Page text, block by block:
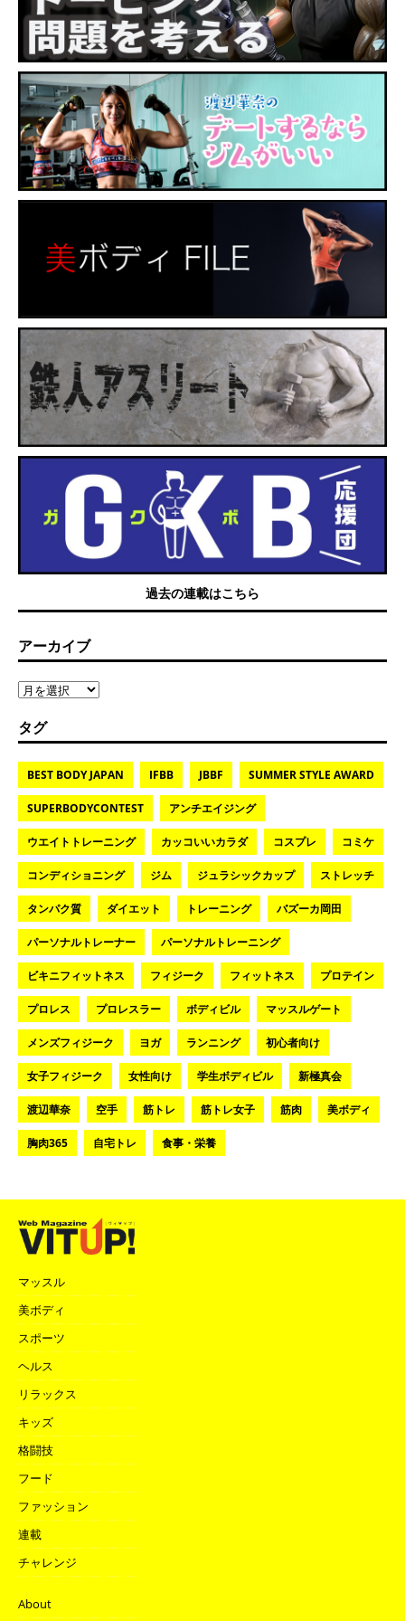
過去の連載はこちら
アーカイブ
タグ
BEST BODY JAPAN IFBB JBBF SUMMER STYLE AWARD
SUPERBODYCONTEST アンチエイジング
ウエイトトレーニング カッコいいカラダ コスプレ コミケ
コンディショニング ジム ジュラシックカップ ストレッチ
タンパク質 ダイエット トレーニング バズーカ岡田
パーソナルトレーナー パーソナルトレーニング
ビキニフィットネス フィジーク フィットネス プロテイン
プロレス プロレスラー ボディビル マッスルゲート
メンズフィジーク ヨガ ランニング 初心者向け
女子フィジーク 女性向け 学生ボディビル 新極真会
渡辺華奈 空手 筋トレ 筋トレ女子 筋肉 美ボディ
胸肉365 自宅トレ 食事・栄養
マッスル
美ボディ
スポーツ
ヘルス
リラックス
キッズ
格闘技
フード
ファッション
連載
チャレンジ
About